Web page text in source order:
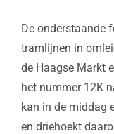
De onderstaande
tramlijnen in
de Haagse Markt
het nummer 12K
kan in de middag
en driehoekt